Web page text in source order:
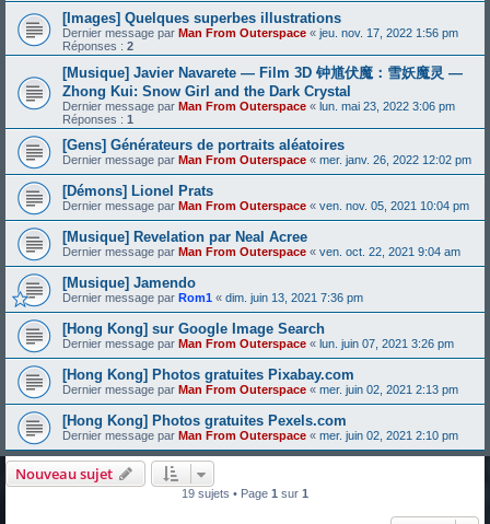
[Images] Quelques superbes illustrations
Dernier message par Man From Outerspace « jeu. nov. 17, 2022 1:56 pm
Réponses : 2
[Musique] Javier Navarete — Film 3D 钟馗伏魔：雪妖魔灵 —
Zhong Kui: Snow Girl and the Dark Crystal
Dernier message par Man From Outerspace « lun. mai 23, 2022 3:06 pm
Réponses : 1
[Gens] Générateurs de portraits aléatoires
Dernier message par Man From Outerspace « mer. janv. 26, 2022 12:02 pm
[Démons] Lionel Prats
Dernier message par Man From Outerspace « ven. nov. 05, 2021 10:04 pm
[Musique] Revelation par Neal Acree
Dernier message par Man From Outerspace « ven. oct. 22, 2021 9:04 am
[Musique] Jamendo
Dernier message par Rom1 « dim. juin 13, 2021 7:36 pm
[Hong Kong] sur Google Image Search
Dernier message par Man From Outerspace « lun. juin 07, 2021 3:26 pm
[Hong Kong] Photos gratuites Pixabay.com
Dernier message par Man From Outerspace « mer. juin 02, 2021 2:13 pm
[Hong Kong] Photos gratuites Pexels.com
Dernier message par Man From Outerspace « mer. juin 02, 2021 2:10 pm
Nouveau sujet
19 sujets • Page 1 sur 1